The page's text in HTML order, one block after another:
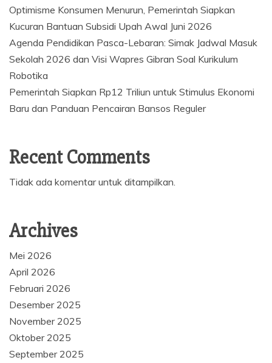
Optimisme Konsumen Menurun, Pemerintah Siapkan
Kucuran Bantuan Subsidi Upah Awal Juni 2026
Agenda Pendidikan Pasca-Lebaran: Simak Jadwal Masuk
Sekolah 2026 dan Visi Wapres Gibran Soal Kurikulum
Robotika
Pemerintah Siapkan Rp12 Triliun untuk Stimulus Ekonomi
Baru dan Panduan Pencairan Bansos Reguler
Recent Comments
Tidak ada komentar untuk ditampilkan.
Archives
Mei 2026
April 2026
Februari 2026
Desember 2025
November 2025
Oktober 2025
September 2025